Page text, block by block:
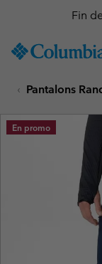
TO
SKIP
MAIN
NAV
Fin
Pantalons
En promo